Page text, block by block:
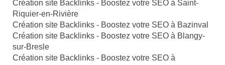
Création site Backlinks - Boostez votre SEO à Saint-
Riquier-en-Rivière
Création site Backlinks - Boostez votre SEO à Bazinval
Création site Backlinks - Boostez votre SEO à Blangy-
sur-Bresle
Création site Backlinks - Boostez votre SEO à